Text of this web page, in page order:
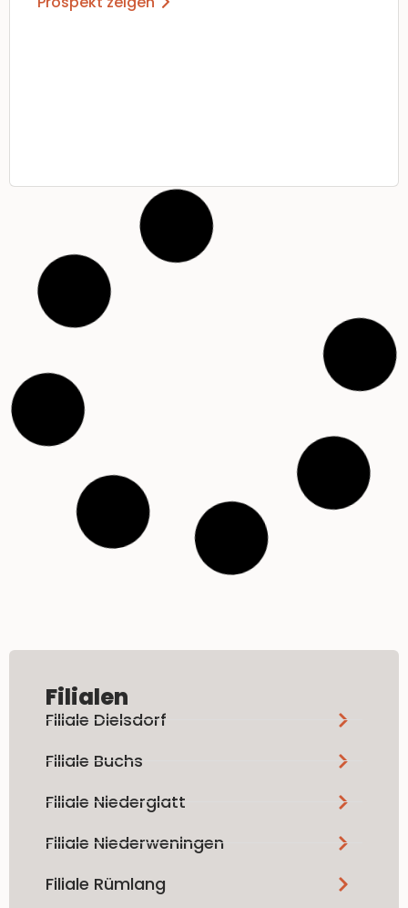
Filialen
Filiale Dielsdorf
Filiale Buchs
Filiale Niederglatt
Filiale Niederweningen
Filiale Rümlang